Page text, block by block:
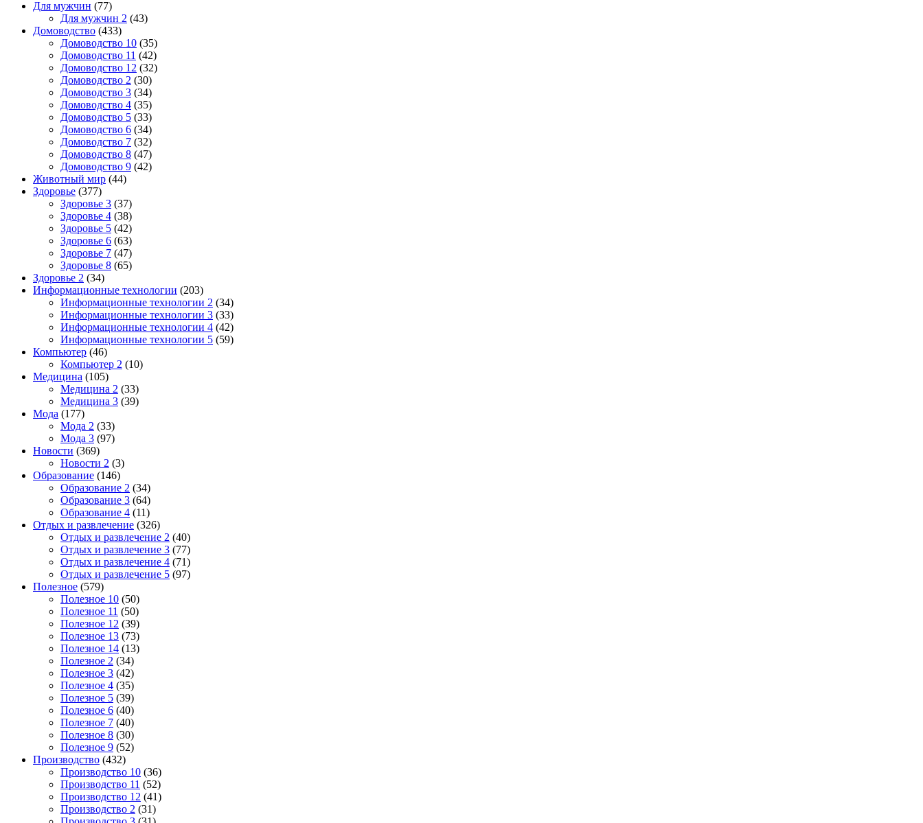
Для мужчин (77)
Для мужчин 2 (43)
Домоводство (433)
Домоводство 10 (35)
Домоводство 11 (42)
Домоводство 12 (32)
Домоводство 2 (30)
Домоводство 3 (34)
Домоводство 4 (35)
Домоводство 5 (33)
Домоводство 6 (34)
Домоводство 7 (32)
Домоводство 8 (47)
Домоводство 9 (42)
Животный мир (44)
Здоровье (377)
Здоровье 3 (37)
Здоровье 4 (38)
Здоровье 5 (42)
Здоровье 6 (63)
Здоровье 7 (47)
Здоровье 8 (65)
Здоровье 2 (34)
Информационные технологии (203)
Информационные технологии 2 (34)
Информационные технологии 3 (33)
Информационные технологии 4 (42)
Информационные технологии 5 (59)
Компьютер (46)
Компьютер 2 (10)
Медицина (105)
Медицина 2 (33)
Медицина 3 (39)
Мода (177)
Мода 2 (33)
Мода 3 (97)
Новости (369)
Новости 2 (3)
Образование (146)
Образование 2 (34)
Образование 3 (64)
Образование 4 (11)
Отдых и развлечение (326)
Отдых и развлечение 2 (40)
Отдых и развлечение 3 (77)
Отдых и развлечение 4 (71)
Отдых и развлечение 5 (97)
Полезное (579)
Полезное 10 (50)
Полезное 11 (50)
Полезное 12 (39)
Полезное 13 (73)
Полезное 14 (13)
Полезное 2 (34)
Полезное 3 (42)
Полезное 4 (35)
Полезное 5 (39)
Полезное 6 (40)
Полезное 7 (40)
Полезное 8 (30)
Полезное 9 (52)
Производство (432)
Производство 10 (36)
Производство 11 (52)
Производство 12 (41)
Производство 2 (31)